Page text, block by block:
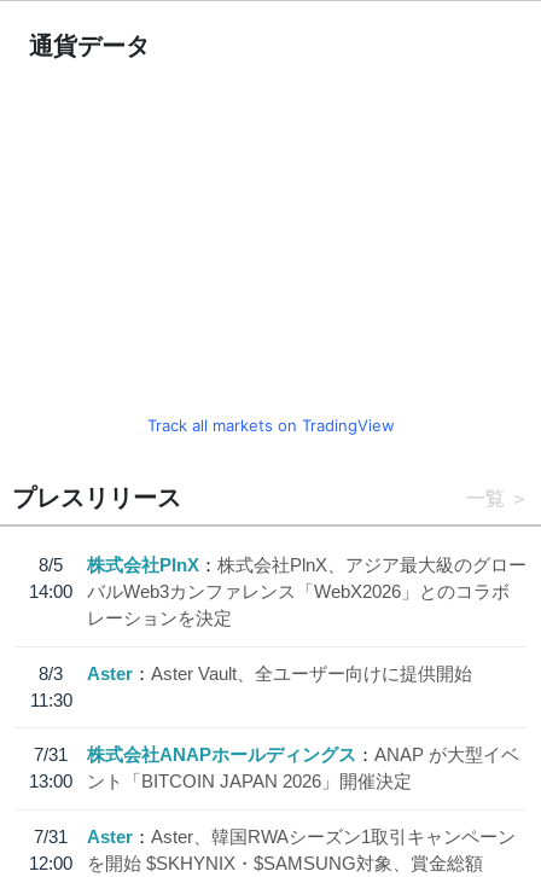
通貨データ
Track all markets on TradingView
プレスリリース 一覧
8/5
14:00
株式会社PlnX
株式会社PlnX、アジア最大級のグロー
バルWeb3カンファレンス「WebX2026」とのコラボ
レーションを決定
8/3
11:30
Aster Aster Vault、全ユーザー向けに提供開始
7/31
13:00
株式会社ANAPホールディングス
ANAP が大型イベ
ント「BITCOIN JAPAN 2026」開催決定
7/31
12:00
Aster
Aster、韓国RWAシーズン1取引キャンペーン
を開始 $SKHYNIX・$SAMSUNG対象、賞金総額